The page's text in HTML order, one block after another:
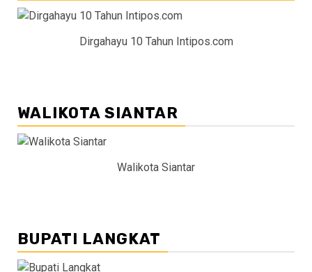
Dirgahayu 10 Tahun Intipos.com
WALIKOTA SIANTAR
Walikota Siantar
BUPATI LANGKAT